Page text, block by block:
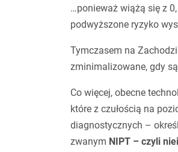
…ponieważ wiążą się z
podwyższone ryzyko
Tymczasem na
zminimalizowane, gdy
Co więcej, obecne
które z czułością na
diagnostycznych –
zwanym NIPT – czyli